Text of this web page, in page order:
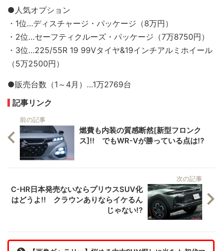
●人気オプション
・1位…ディスチャージ・パッケージ（8万円）
・2位…セーフティクルーズ・パッケージ（7万8750円）
・3位…225/55R 19 99Vタイヤ&19インチアルミホイール
（5万2500円）
●販売台数（1～4月）…1万2769台
記事リンク
前の記事
燃費も内装の質感断然[新型フロンク
ス]!! でもWR-Vが勝っている点は!?
次の記事
C-HR日本発売ないならプリウスSUV化
はどうよ!! クラウンありならイケるん
じゃない!?